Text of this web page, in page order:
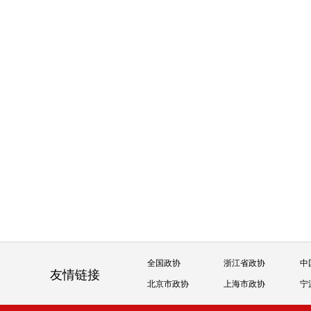
友情链接
全国政协 浙江省政协 中
北京市政协 上海市政协 宁